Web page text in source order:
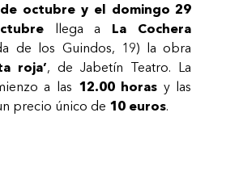
octubre y el domingo 29
llega a La Cochera
de los Guindos, 19) la obra
roja’, de Jabetín Teatro. La
a las 12.00 horas y las
precio único de 10 euros.